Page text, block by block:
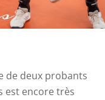
de deux probants
est encore très